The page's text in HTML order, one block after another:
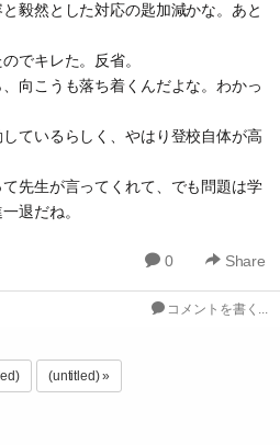
毅然とした対応の匙加減かな。あと
でキレた。反省。
向こうも落ち着くんだよな。わかっ
ているらしく、やはり登校自体が高
先生が言ってくれて、でも問題は学
退だね。
0 Share
コメントを書く...
(untitled) »